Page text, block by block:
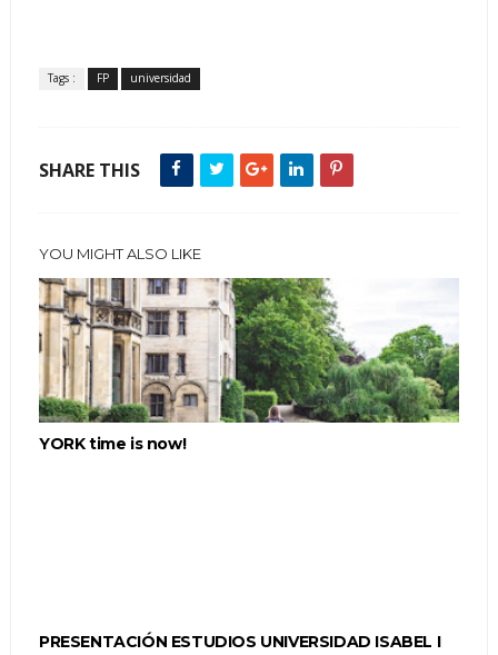
Tags : FP universidad
SHARE THIS
YOU MIGHT ALSO LIKE
YORK time is now!
PRESENTACIÓN ESTUDIOS UNIVERSIDAD ISABEL I